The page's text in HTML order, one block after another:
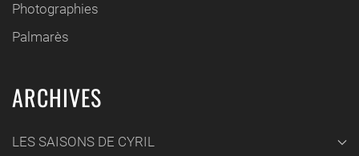
Photographies
Palmarès
ARCHIVES
LES SAISONS DE CYRIL